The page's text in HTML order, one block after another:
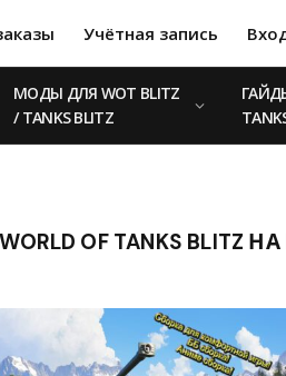
Учётная запись
МОДЫ ДЛЯ WOT BLITZ
/ TANKS BLITZ
OF TANKS BLITZ